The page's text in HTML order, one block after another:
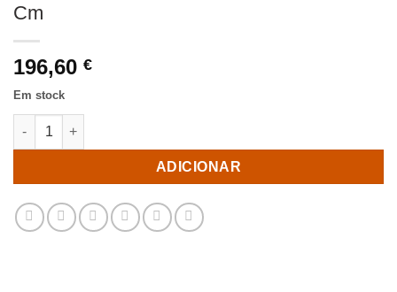
Cm
196,60 €
Em stock
Quantidade de Poltrona Listras Terracota 54 X 64 X 73 Cm
ADICIONAR